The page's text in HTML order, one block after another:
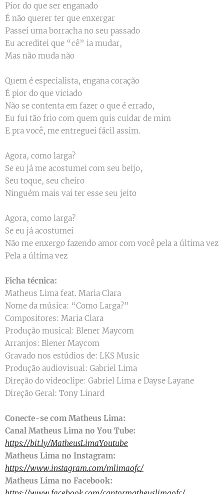
Pior do que ser enganado
É não querer ter que enxergar
Passei uma borracha no seu passado
Eu acreditei que “cê” ia mudar,
Mas não muda não
Quem é especialista, engana coração
É pior do que viciado
Não se contenta em fazer o que é errado,
Eu fui tão frio com quem quis cuidar de mim
E pra você, me entreguei fácil assim.
Agora, como larga?
Se eu já me acostumei com seu beijo,
Seu toque, seu cheiro
Ninguém mais vai ter esse seu jeito
Agora, como larga?
Se eu já acostumei
Não me enxergo fazendo amor com você pela a última vez
Pela a última vez
Ficha técnica:
Matheus Lima feat. Maria Clara
Nome da música: “Como Larga?”
Compositores: Maria Clara
Produção musical: Blener Maycom
Arranjos: Blener Maycom
Gravado nos estúdios de: LKS Music
Produção audiovisual: Gabriel Lima
Direção do videoclipe: Gabriel Lima e Dayse Layane
Direção Geral: Tony Linard
Conecte-se com Matheus Lima:
Canal Matheus Lima no You Tube:
https://bit.ly/MatheusLimaYoutube
Matheus Lima no Instagram:
https://www.instagram.com/mlimaofc/
Matheus Lima no Facebook: